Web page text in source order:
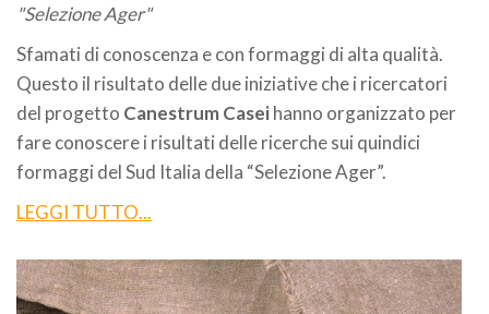
"Selezione Ager"
Sfamati di conoscenza e con formaggi di alta qualità.
Questo il risultato delle due iniziative che i ricercatori
del progetto Canestrum Caseihanno organizzato per
fare conoscere i risultati delle ricerche sui quindici
formaggi del Sud Italia della “Selezione Ager”.
LEGGI TUTTO...